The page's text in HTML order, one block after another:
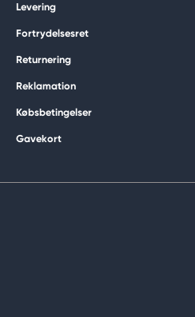
Levering
Fortrydelsesret
Returnering
Reklamation
Købsbetingelser
Gavekort